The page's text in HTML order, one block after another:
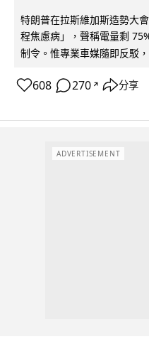
特朗普在拉斯維加斯造勢大
程焦慮病」，聲稱電量剩
制令。惟專業車媒隨即反駁
608 270 ↗ 分享
ADVERTISEMENT